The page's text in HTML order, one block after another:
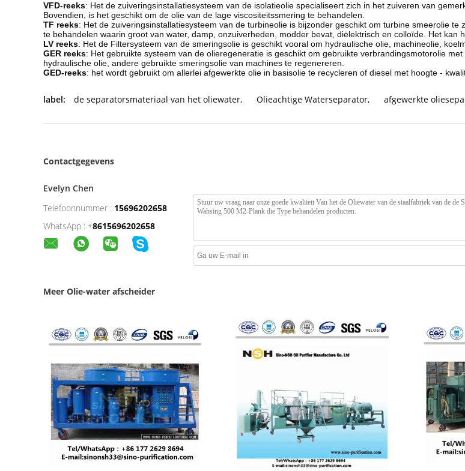
VFD-reeks: Het de zuiveringsinstallatiesysteem van de isolatieolie specialiseert zich in het zuiveren van
Bovendien, is het geschikt om de olie van de lage viscositeitssmering te behandelen.
TF reeks: Het de zuiveringsinstallatiesysteem van de turbineolie is bijzonder geschikt om turbine smeerolie
te behandelen waarin groot van water, damp, onzuiverheden, modder bevat, diëlektrisch en colloïde. Het kan
LV reeks: Het de Filtersysteem van de smeringsolie is geschikt vooral om hydraulische olie, machineolie,
GER reeks: Het gebruikte systeem van de olieregeneratie is geschikt om gebruikte verbrandingsmotorolie
hydraulische olie, andere gebruikte smeringsolie van machines te regenereren.
GED-reeks: het wordt gebruikt om allerlei afgewerkte olie in basisolie te recycleren of diesel met hoogte -
label: de separatorsmateriaal van het oliewater, Olieachtige Waterseparator, afgewerkte
Contactgegevens
Evelyn Chen
Telefoonnummer : 15696202658
WhatsApp : +8615696202658
Meer Olie-water afscheider